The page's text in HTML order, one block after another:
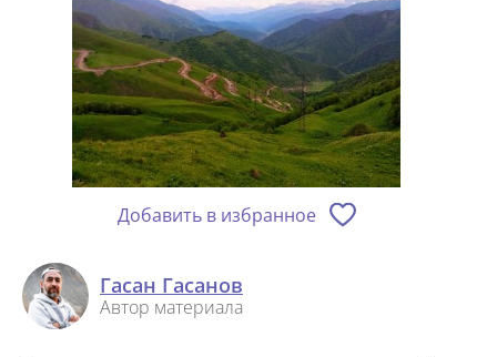
Добавить в избранное
Гасан Гасанов
Автор материала